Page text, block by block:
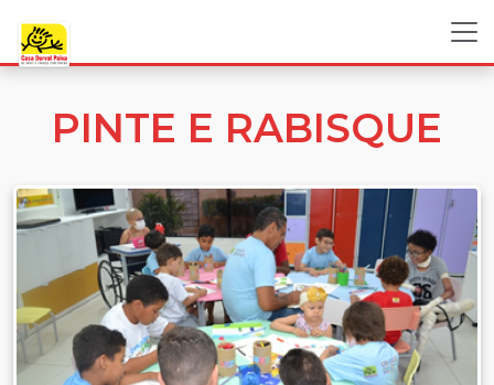
PINTE E RABISQUE